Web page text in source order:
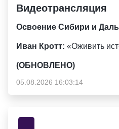
Видеотрансляция
Освоение Сибири и
Иван Кротт: «Оживить
(ОБНОВЛЕНО)
05.08.2026 16:03:14